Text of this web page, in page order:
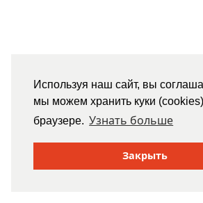
Используя наш сайт, вы
мы можем хранить куки
браузере. Узнать больше
Закрыть